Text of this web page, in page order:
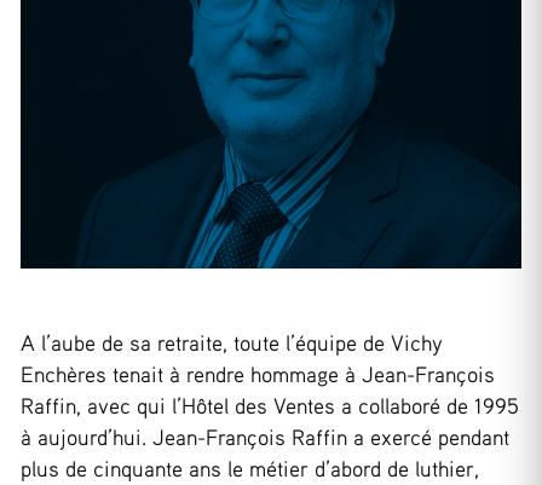
A l’aube de sa retraite, toute l’équipe de Vichy
Enchères tenait à rendre hommage à Jean-François
Raffin, avec qui l’Hôtel des Ventes a collaboré de 1995
à aujourd’hui. Jean-François Raffin a exercé pendant
plus de cinquante ans le métier d’abord de luthier,